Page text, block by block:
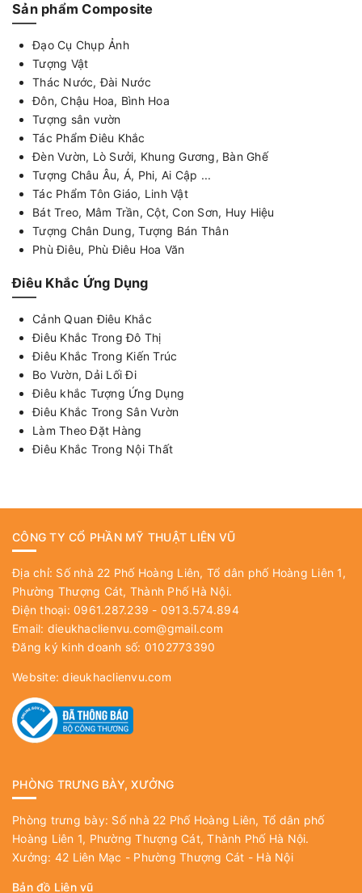
Sản phẩm Composite
Đạo Cụ Chụp Ảnh
Tượng Vật
Thác Nước, Đài Nước
Đôn, Chậu Hoa, Bình Hoa
Tượng sân vườn
Tác Phẩm Điêu Khắc
Đèn Vườn, Lò Sưởi, Khung Gương, Bàn Ghế
Tượng Châu Âu, Á, Phi, Ai Cập ...
Tác Phẩm Tôn Giáo, Linh Vật
Bát Treo, Mâm Trần, Cột, Con Sơn, Huy Hiệu
Tượng Chân Dung, Tượng Bán Thân
Phù Điêu, Phù Điêu Hoa Văn
Điêu Khắc Ứng Dụng
Cảnh Quan Điêu Khắc
Điêu Khắc Trong Đô Thị
Điêu Khắc Trong Kiến Trúc
Bo Vườn, Dải Lối Đi
Điêu khắc Tượng Ứng Dụng
Điêu Khắc Trong Sân Vườn
Làm Theo Đặt Hàng
Điêu Khắc Trong Nội Thất
CÔNG TY CỔ PHẦN MỸ THUẬT LIÊN VŨ
Địa chỉ: Số nhà 22 Phố Hoàng Liên, Tổ dân phố Hoàng Liên 1,
Phường Thượng Cát, Thành Phố Hà Nội.
Điện thoại: 0961.287.239 - 0913.574.894
Email: dieukhaclienvu.com@gmail.com
Đăng ký kinh doanh số: 0102773390
Website:dieukhaclienvu.com
PHÒNG TRƯNG BÀY, XƯỞNG
Phòng trưng bày: Số nhà 22 Phố Hoàng Liên, Tổ dân phố
Hoàng Liên 1, Phường Thượng Cát, Thành Phố Hà Nội.
Xưởng: 42 Liên Mạc - Phường Thượng Cát - Hà Nội
Bản đồ Liên vũ